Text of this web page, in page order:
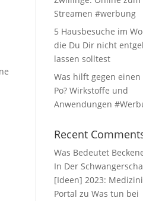
Streamen #werbung
5 Hausbesuche im
die Du Dir nicht
lassen solltest
Was hilft gegen einen
Po? Wirkstoffe und
Anwendungen
Recent
Was Bedeutet
In Der
[Ideen] 2023:
Portal zu Was tun bei